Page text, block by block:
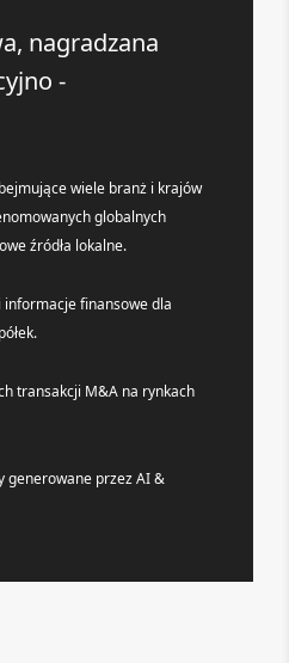
nagradzana
-
wiele branż i krajów
globalnych
źródła lokalne.
informacje finansowe dla
transakcji M&A na rynkach
generowane przez AI &